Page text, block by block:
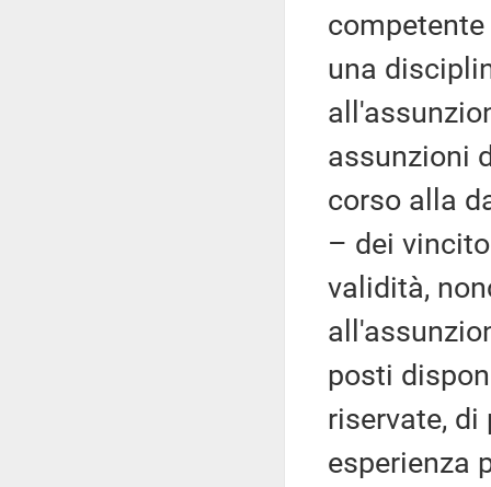
una
assunzioni
corso alla
– dei
validità,
posti
riservate,
esperienza